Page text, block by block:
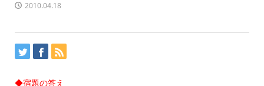
2010.04.18
◆宿題の答え